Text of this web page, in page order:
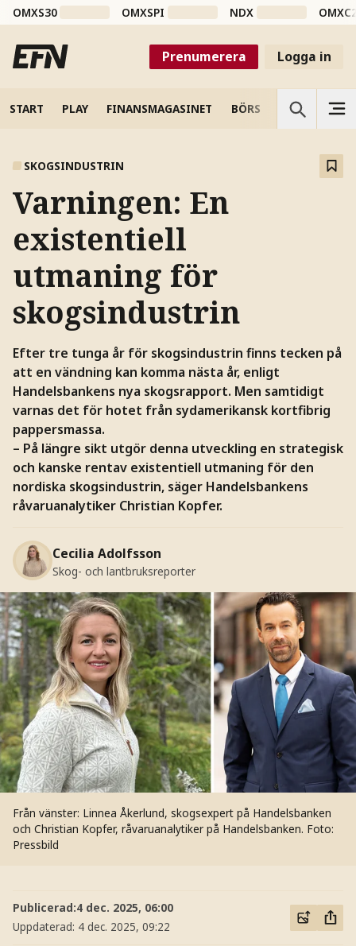
OMXS30 OMXSPI NDX
Prenumerera Logga in
START PLAY FINANSMAGASINET BÖRS VETENSKAP
SKOGSINDUSTRIN
Varningen: En
existentiell
utmaning för
skogsindustrin
Efter tre tunga år för skogsindustrin finns tecken på
att en vändning kan komma nästa år, enligt
Handelsbankens nya skogsrapport. Men samtidigt
varnas det för hotet från sydamerikansk kortfibrig
pappersmassa.
– På längre sikt utgör denna utveckling en strategisk
och kanske rentav existentiell utmaning för den
nordiska skogsindustrin, säger Handelsbankens
råvaruanalytiker Christian Kopfer.
Cecilia Adolfsson
Skog- och lantbruksreporter
Från vänster: Linnea Åkerlund, skogsexpert på Handelsbanken
och Christian Kopfer, råvaruanalytiker på Handelsbanken. Foto:
Pressbild
Publicerad:4 dec. 2025, 06:00
Uppdaterad: 4 dec. 2025, 09:22